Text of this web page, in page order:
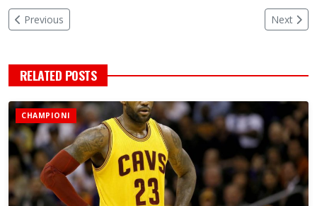
Previous Next
RELATED POSTS
CHAMPIONI